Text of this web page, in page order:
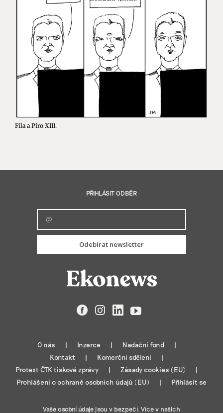
Fíla a Píro XIII.
PŘIHLÁSIT ODBĚR
Odebírat newsletter
FacebookInstagramLinkedIn
YouTube
O nás Inzerce
Nadační fond
Kontakt
Komerční sdělení
Protext ČTK tiskové zprávy
Zásady cookies (EU)
Prohlášení o ochraně osobních údajů (EU)
Přihlásit se
Vaše osobní údaje jsou v bezpečí. Více v našich